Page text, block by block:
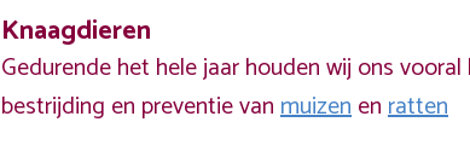
Knaagdieren
Gedurende het hele jaar houden wij ons
bestrijding en preventie vanmuizenenratten